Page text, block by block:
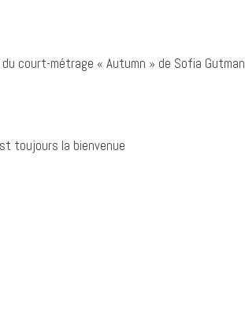
du court-métrage « Autumn » de Sofia Gutman
toujours la bienvenue